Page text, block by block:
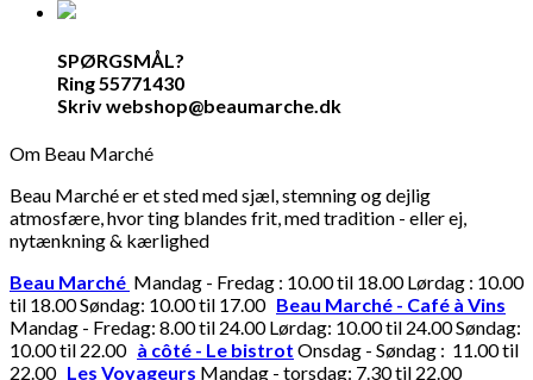
SPØRGSMÅL?
Ring 55771430
Skriv webshop@beaumarche.dk
Om Beau Marché
Beau Marché er et sted med sjæl, stemning og dejlig
atmosfære, hvor ting blandes frit, med tradition - eller ej,
nytænkning & kærlighed
Beau Marché Mandag - Fredag : 10.00 til 18.00 Lørdag : 10.00
til 18.00 Søndag: 10.00 til 17.00 Beau Marché - Café à Vins
Mandag - Fredag: 8.00 til 24.00 Lørdag: 10.00 til 24.00 Søndag:
10.00 til 22.00 à côté - Le bistrot Onsdag - Søndag : 11.00 til
22.00 Les Voyageurs Mandag - torsdag: 7.30 til 22.00